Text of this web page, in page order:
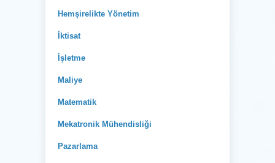
Hemşirelikte Yönetim
İktisat
İşletme
Maliye
Matematik
Mekatronik Mühendisliği
Pazarlama